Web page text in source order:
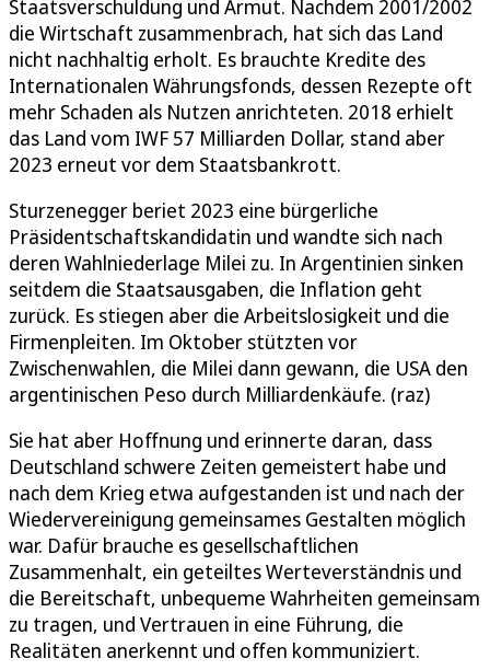
Staatsverschuldung und Armut. Nachdem 2001/2002
die Wirtschaft zusammenbrach, hat sich das Land
nicht nachhaltig erholt. Es brauchte Kredite des
Internationalen Währungsfonds, dessen Rezepte oft
mehr Schaden als Nutzen anrichteten. 2018 erhielt
das Land vom IWF 57 Milliarden Dollar, stand aber
2023 erneut vor dem Staatsbankrott.
Sturzenegger beriet 2023 eine bürgerliche
Präsidentschaftskandidatin und wandte sich nach
deren Wahlniederlage Milei zu. In Argentinien sinken
seitdem die Staatsausgaben, die Inflation geht
zurück. Es stiegen aber die Arbeitslosigkeit und die
Firmenpleiten. Im Oktober stützten vor
Zwischenwahlen, die Milei dann gewann, die USA den
argentinischen Peso durch Milliardenkäufe. (raz)
Sie hat aber Hoffnung und erinnerte daran, dass
Deutschland schwere Zeiten gemeistert habe und
nach dem Krieg etwa aufgestanden ist und nach der
Wiedervereinigung gemeinsames Gestalten möglich
war. Dafür brauche es gesellschaftlichen
Zusammenhalt, ein geteiltes Werteverständnis und
die Bereitschaft, unbequeme Wahrheiten gemeinsam
zu tragen, und Vertrauen in eine Führung, die
Realitäten anerkennt und offen kommuniziert.